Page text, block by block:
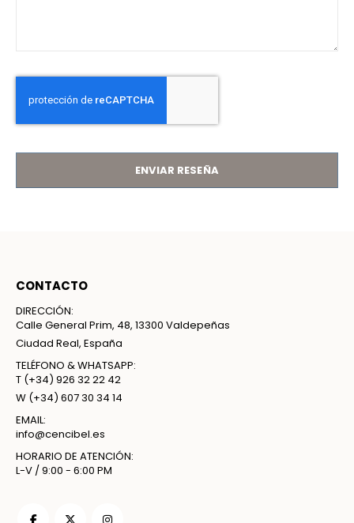
ENVIAR RESEÑA
CONTACTO
DIRECCIÓN:
Calle General Prim, 48, 13300 Valdepeñas
Ciudad Real, España
TELÉFONO & WHATSAPP:
T (+34) 926 32 22 42
W (+34) 607 30 34 14
EMAIL:
info@cencibel.es
HORARIO DE ATENCIÓN:
L-V / 9:00 - 6:00 PM